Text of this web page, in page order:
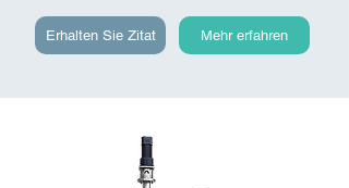
Erhalten Sie Zitat Mehr erfahren